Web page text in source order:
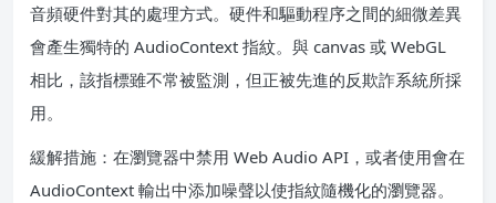
音頻硬件對其的處理方式。硬件和驅動程序之間的細微差異
會產生獨特的 AudioContext 指紋。與 canvas 或 WebGL
相比，該指標雖不常被監測，但正被先進的反欺詐系統所採
用。
緩解措施：在瀏覽器中禁用 Web Audio API，或者使用會在
AudioContext 輸出中添加噪聲以使指紋隨機化的瀏覽器。